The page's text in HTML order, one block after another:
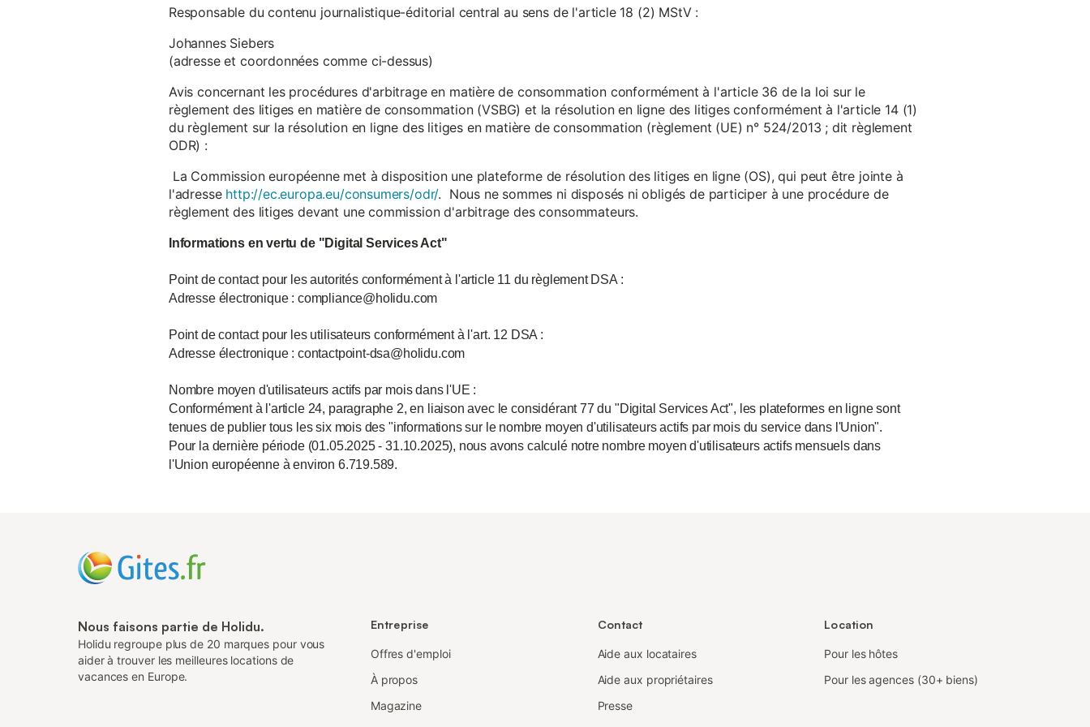
Responsable du contenu journalistique-éditorial central au sens de l'article 18 (2) MStV :
Johannes Siebers
(adresse et coordonnées comme ci-dessus)
Avis concernant les procédures d'arbitrage en matière de consommation conformément à l'article 36 de la loi sur le
règlement des litiges en matière de consommation (VSBG) et la résolution en ligne des litiges conformément à l'article 14 (1)
du règlement sur la résolution en ligne des litiges en matière de consommation (règlement (UE) n° 524/2013 ; dit règlement
ODR) :
La Commission européenne met à disposition une plateforme de résolution des litiges en ligne (OS), qui peut être jointe à
l'adresse http://ec.europa.eu/consumers/odr/. Nous ne sommes ni disposés ni obligés de participer à une procédure de
règlement des litiges devant une commission d'arbitrage des consommateurs.
Informations en vertu de "Digital Services Act"
Point de contact pour les autorités conformément à l'article 11 du règlement DSA :
Adresse électronique : compliance@holidu.com
Point de contact pour les utilisateurs conformément à l'art. 12 DSA :
Adresse électronique : contactpoint-dsa@holidu.com
Nombre moyen d'utilisateurs actifs par mois dans l'UE :
Conformément à l'article 24, paragraphe 2, en liaison avec le considérant 77 du "Digital Services Act", les plateformes en ligne sont
tenues de publier tous les six mois des "informations sur le nombre moyen d'utilisateurs actifs par mois du service dans l'Union".
Pour la dernière période (01.05.2025 - 31.10.2025), nous avons calculé notre nombre moyen d'utilisateurs actifs mensuels dans
l'Union européenne à environ 6.719.589.
Nous faisons partie de Holidu.
Holidu regroupe plus de 20 marques pour vous
aider à trouver les meilleures locations de
vacances en Europe.
Entreprise
Offres d'emploi
À propos
Magazine
Contact
Aide aux locataires
Aide aux propriétaires
Presse
Location
Pour les hôtes
Pour les agences (30+ biens)